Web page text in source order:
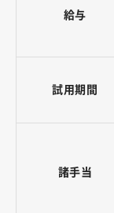
給与
試用期間
諸手当